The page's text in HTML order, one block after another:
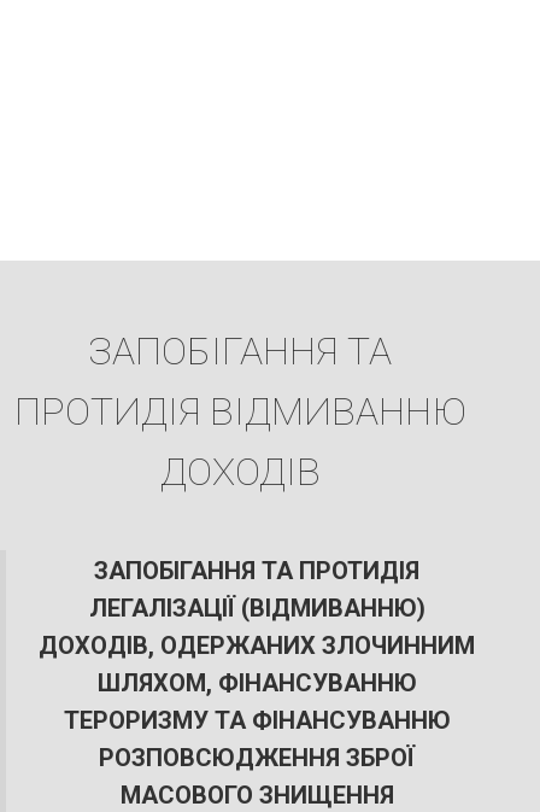
ЗАПОБІГАННЯ ТА
ПРОТИДІЯ ВІДМИВАННЮ
ДОХОДІВ
ЗАПОБІГАННЯ ТА ПРОТИДІЯ
ЛЕГАЛІЗАЦІЇ (ВІДМИВАННЮ)
ДОХОДІВ, ОДЕРЖАНИХ ЗЛОЧИННИМ
ШЛЯХОМ, ФІНАНСУВАННЮ
ТЕРОРИЗМУ ТА ФІНАНСУВАННЮ
РОЗПОВСЮДЖЕННЯ ЗБРОЇ
МАСОВОГО ЗНИЩЕННЯ